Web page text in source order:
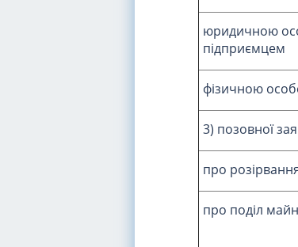
юридичною
підприємцем
фізичною
3) позовної
про
про поділ